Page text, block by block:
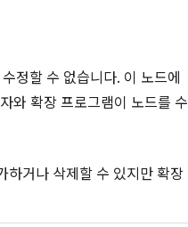
정할 수 없습니다. 이 노드에
와 확장 프로그램이 노드를 수
하거나 삭제할 수 있지만 확장